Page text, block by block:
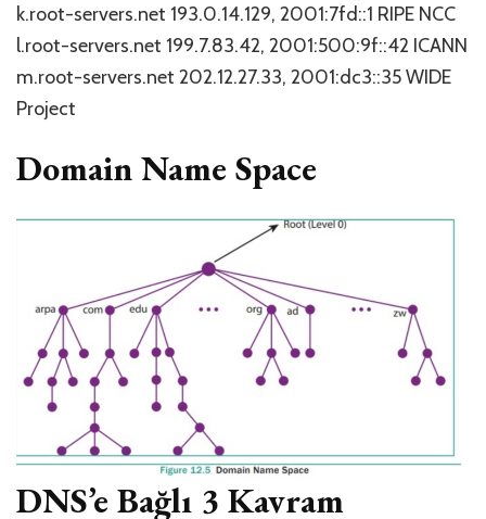
k.root-servers.net 193.0.14.129, 2001:7fd::1 RIPE NCC
l.root-servers.net 199.7.83.42, 2001:500:9f::42 ICANN
m.root-servers.net 202.12.27.33, 2001:dc3::35 WIDE
Project
Domain Name Space
DNS’e Bağlı 3 Kavram